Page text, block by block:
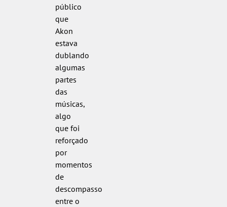
público
que
Akon
estava
dublando
algumas
partes
das
músicas,
algo
que foi
reforçado
por
momentos
de
descompasso
entre o